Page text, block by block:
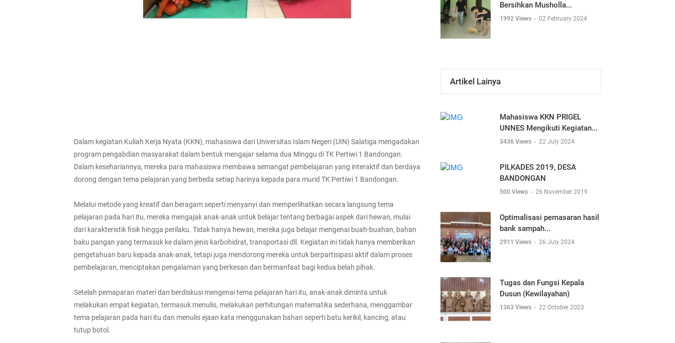
Dalam kegiatan Kuliah Kerja Nyata (KKN), mahasiswa dari Universitas Islam Negeri (UIN) Salatiga mengadakan
program pengabdian masyarakat dalam bentuk mengajar selama dua Minggu di TK Pertiwi 1 Bandongan.
Dalam kesehariannya, mereka para mahasiswa membawa semangat pembelajaran yang interaktif dan berdaya
dorong dengan tema pelajaran yang berbeda setiap harinya kepada para murid TK Pertiwi 1 Bandongan.
Melalui metode yang kreatif dan beragam seperti menyanyi dan memperlihatkan secara langsung tema
pelajaran pada hari itu, mereka mengajak anak-anak untuk belajar tentang berbagai aspek dari hewan, mulai
dari karakteristik fisik hingga perilaku. Tidak hanya hewan, mereka juga belajar mengenai buah-buahan, bahan
baku pangan yang termasuk ke dalam jenis karbohidrat, transportasi dll. Kegiatan ini tidak hanya memberikan
pengetahuan baru kepada anak-anak, tetapi juga mendorong mereka untuk berpartisipasi aktif dalam proses
pembelajaran, menciptakan pengalaman yang berkesan dan bermanfaat bagi kedua belah pihak.
Setelah pemaparan materi dan berdiskusi mengenai tema pelajaran hari itu, anak-anak diminta untuk
melakukan empat kegiatan, termasuk menulis, melakukan perhitungan matematika sederhana, menggambar
tema pelajaran pada hari itu dan menulis ejaan kata menggunakan bahan seperti batu kerikil, kancing, atau
tutup botol.
Bersihkan Musholla...
1992 Views - 02 February 2024
Artikel Lainya
Mahasiswa KKN PRIGEL
UNNES Mengikuti Kegiatan...
3436 Views - 22 July 2024
PILKADES 2019, DESA
BANDONGAN
500 Views - 26 November 2019
Optimalisasi pemasaran hasil
bank sampah...
2911 Views - 26 July 2024
Tugas dan Fungsi Kepala
Dusun (Kewilayahan)
1363 Views - 22 October 2023